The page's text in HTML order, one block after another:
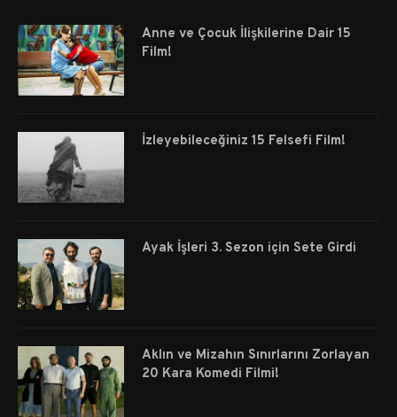
Anne ve Çocuk İlişkilerine Dair 15
Film!
İzleyebileceğiniz 15 Felsefi Film!
Ayak İşleri 3. Sezon için Sete Girdi
Aklın ve Mizahın Sınırlarını Zorlayan
20 Kara Komedi Filmi!